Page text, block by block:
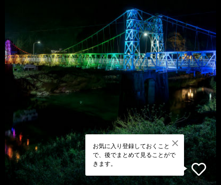
お気に入り登録しておくこと
で、後でまとめて見ることがで
きます。